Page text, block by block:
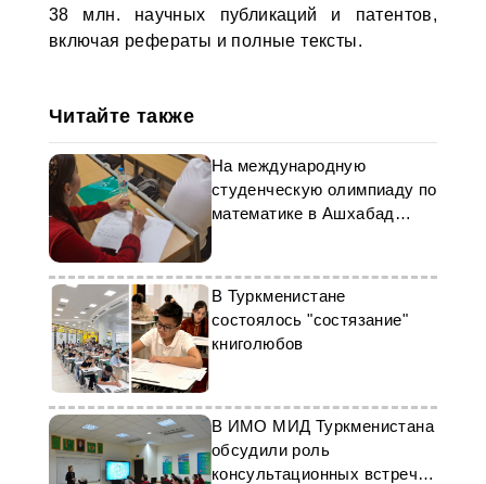
38 млн. научных публикаций и патентов,
включая рефераты и полные тексты.
Читайте также
На международную
студенческую олимпиаду по
математике в Ашхабад
стран
В Туркменистане
состоялось "состязание"
книголюбов
В ИМО МИД Туркменистана
обсудили роль
консультационных встреч в